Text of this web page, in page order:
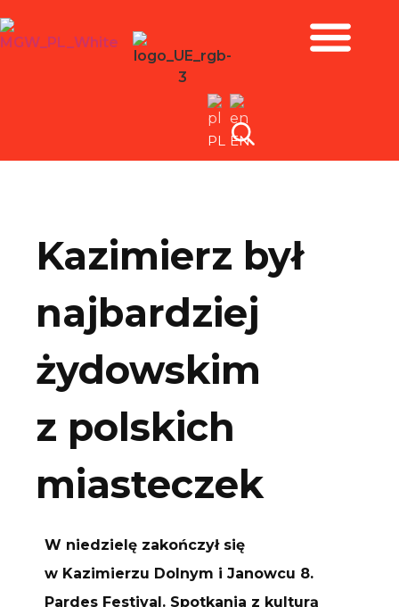
PL EN
Kazimierz był
najbardziej
żydowskim
z polskich
miasteczek
W niedzielę zakończył się
w Kazimierzu Dolnym i Janowcu 8.
Pardes Festival. Spotkania z kulturą